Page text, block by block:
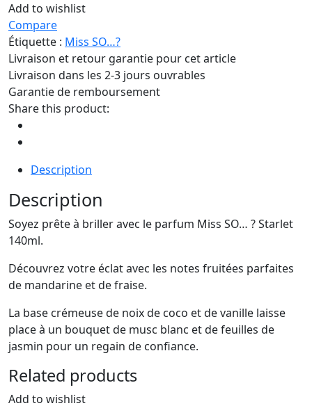
Add to wishlist
Compare
Étiquette : Miss SO…?
Livraison et retour garantie pour cet article
Livraison dans les 2-3 jours ouvrables
Garantie de remboursement
Share this product:
Description
Description
Soyez prête à briller avec le parfum Miss SO… ? Starlet
140ml.
Découvrez votre éclat avec les notes fruitées parfaites
de mandarine et de fraise.
La base crémeuse de noix de coco et de vanille laisse
place à un bouquet de musc blanc et de feuilles de
jasmin pour un regain de confiance.
Related products
Add to wishlist